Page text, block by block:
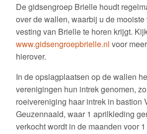
Gevelstenen
Werkgroep
Overzichtskaart van Brielse
Overzichtskaart van Brielse
Restauratiefonds
Contact
De gidsengroep Brielle houdt
over de wallen, waarbij u de
vesting van Brielle te horen krijgt.
www.gidsengroepbrielle.nl voor
hierover.
In de opslagplaatsen op de wallen
verenigingen hun intrek genomen,
roeivereniging haar intrek in bastion
Geuzennaald, waar 1 aprilkleding
verkocht wordt in de maanden voor